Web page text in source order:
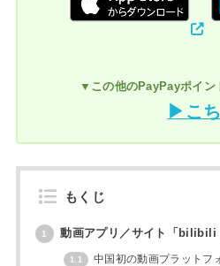
▼この他のPayPayポイン
▶こ
もくじ
1 動画アプリ／サイト「bilibili
1.1 中国初の動画プラットフ